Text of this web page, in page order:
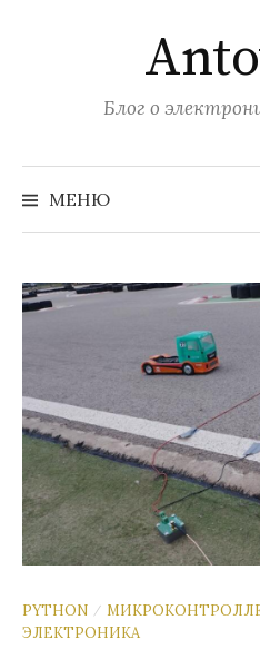
содержимому
Блог о
МЕНЮ
PYTHON /
ЭЛЕКТРОНИКА